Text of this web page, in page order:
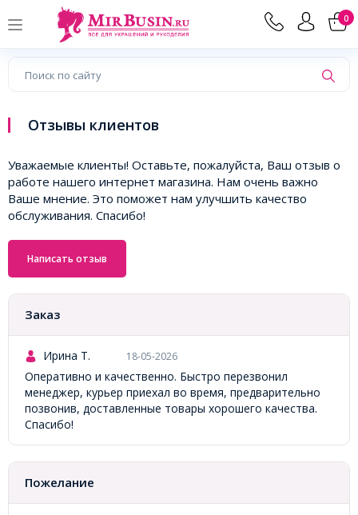
0
Отзывы клиентов
Уважаемые клиенты! Оставьте, пожалуйста, Ваш отзыв о
работе нашего интернет магазина. Нам очень важно
Ваше мнение. Это поможет нам улучшить качество
обслуживания. Спасибо!
Заказ
Ирина Т. 18-05-2026
Оперативно и качественно. Быстро перезвонил
менеджер, курьер приехал во время, предварительно
позвонив, доставленные товары хорошего качества.
Спасибо!
Пожелание